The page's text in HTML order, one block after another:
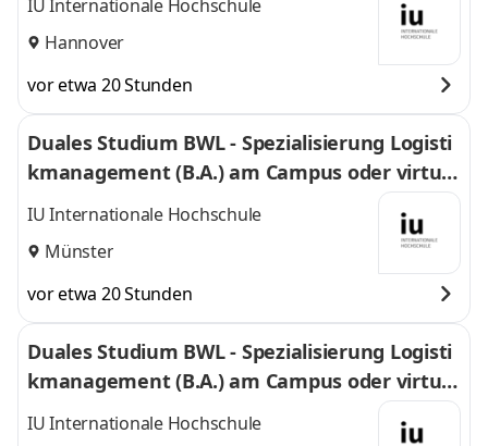
IU Internationale Hochschule
Hannover
vor etwa 20 Stunden
Duales Studium BWL - Spezialisierung Logisti
kmanagement (B.A.) am Campus oder virtuel
l
IU Internationale Hochschule
Münster
vor etwa 20 Stunden
Duales Studium BWL - Spezialisierung Logisti
kmanagement (B.A.) am Campus oder virtuel
l
IU Internationale Hochschule